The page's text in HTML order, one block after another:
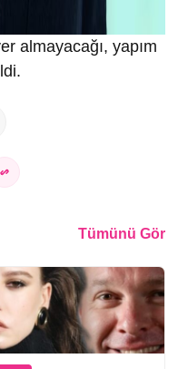
almayacağı, yapım
Tümünü Gör